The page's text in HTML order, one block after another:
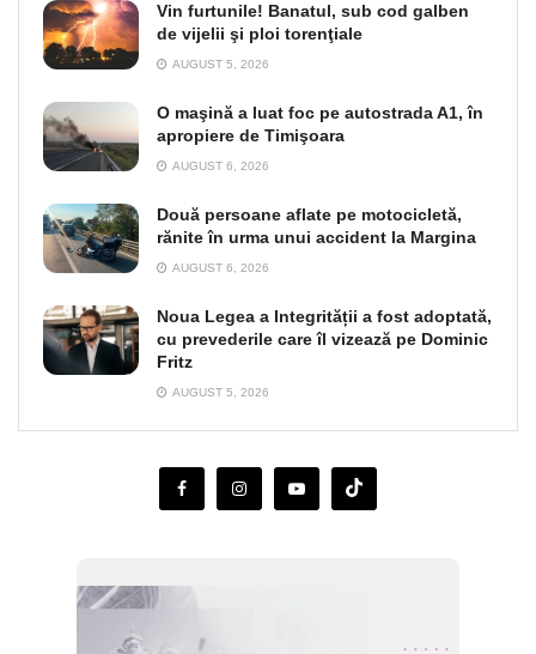
Vin furtunile! Banatul, sub cod galben
de vijelii şi ploi torenţiale
AUGUST 5, 2026
O maşină a luat foc pe autostrada A1, în
apropiere de Timişoara
AUGUST 6, 2026
Două persoane aflate pe motocicletă,
rănite în urma unui accident la Margina
AUGUST 6, 2026
Noua Legea a Integrității a fost adoptată,
cu prevederile care îl vizează pe Dominic
Fritz
AUGUST 5, 2026